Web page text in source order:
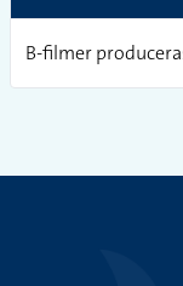
B-filmer